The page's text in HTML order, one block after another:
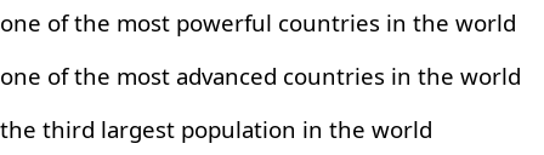
one of the most powerful countries in the world
one of the most advanced countries in the world
the third largest population in the world